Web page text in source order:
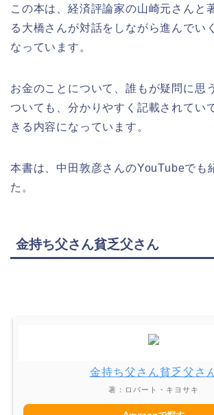
この本は、経済評論家の山崎元さんと
る大橋さんが対話をしながら進んでい
なっています。
お金のことについて、誰もが疑問に思
ついても、分かりやすく記載されてい
きる内容になっています。
本書は、中田敦彦さんのYouTubeでも
た。
金持ち父さん貧乏父さん
金持ち父さん貧乏父さ
著：ロバート・キヨサキ